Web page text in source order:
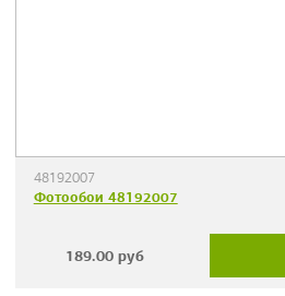
48192007
Фотообои 48192007
189.00 руб